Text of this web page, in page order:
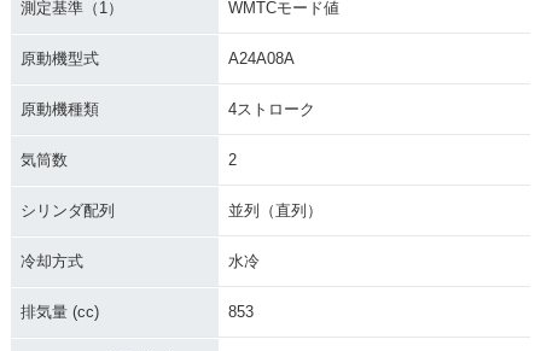
測定基準（1） WMTCモード値
原動機型式 A24A08A
原動機種類 4ストローク
気筒数 2
シリンダ配列 並列（直列）
冷却方式 水冷
排気量 (cc) 853